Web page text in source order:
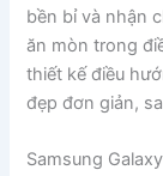
bền bỉ và nhận
ăn mòn trong
thiết kế điều
đẹp đơn giản,
Samsung